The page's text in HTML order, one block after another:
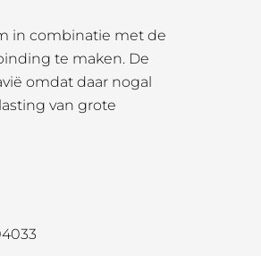
in combinatie met de
te maken. De
omdat daar nogal
van grote